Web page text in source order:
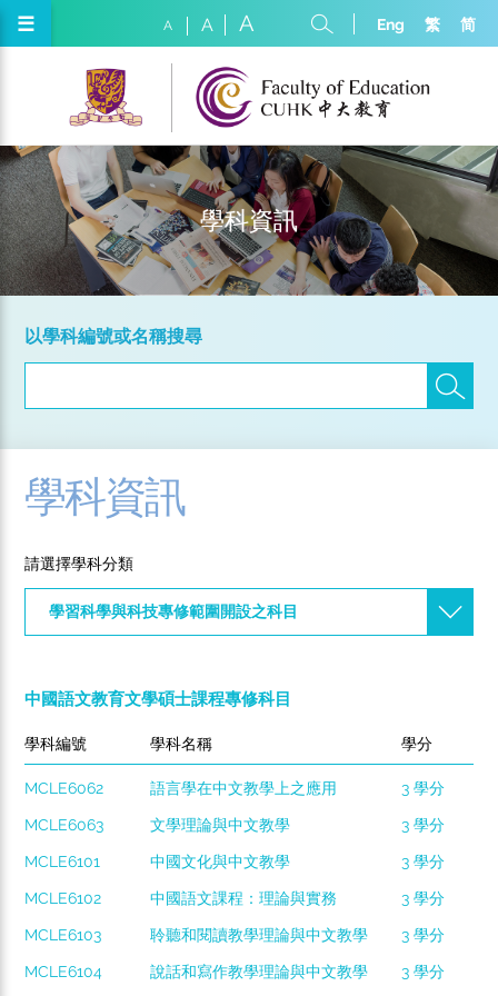
☰ A A A Eng 繁 简
學科資訊
以學科編號或名稱搜尋
學科資訊
請選擇學科分類
學習科學與科技專修範圍開設之科目
中國語文教育文學碩士課程專修科目
學科編號 學科名稱 學分
MCLE6062 語言學在中文教學上之應用 3 學分
MCLE6063 文學理論與中文教學 3 學分
MCLE6101 中國文化與中文教學 3 學分
MCLE6102 中國語文課程：理論與實務 3 學分
MCLE6103 聆聽和閱讀教學理論與中文教學 3 學分
MCLE6104 說話和寫作教學理論與中文教學 3 學分